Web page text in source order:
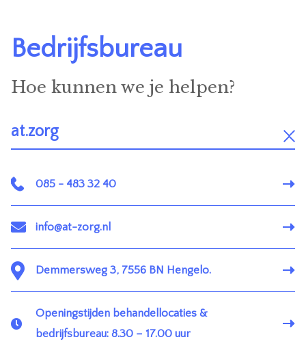
Bedrijfsbureau
Hoe kunnen we je helpen?
at.zorg
085 - 483 32 40
info@at-zorg.nl
Demmersweg 3, 7556 BN Hengelo.
Openingstijden behandellocaties &
bedrijfsbureau: 8.30 – 17.00 uur